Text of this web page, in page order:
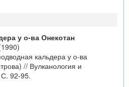
у о-ва Онекотан
кальдера у о-ва
// Вулканология и
92-95.